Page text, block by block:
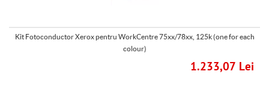
Kit Fotoconductor Xerox pentru WorkCentre 75xx/78xx, 125k (one for each
colour)
1.233,07 Lei